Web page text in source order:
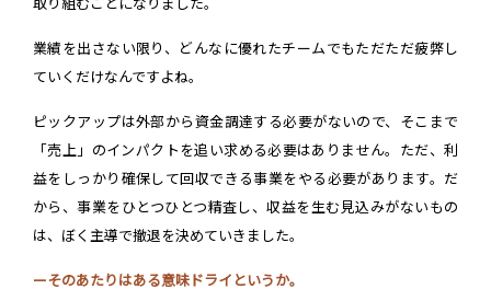
取り組むことになりました。
業績を出さない限り、どんなに優れたチームでもただただ疲弊し
ていくだけなんですよね。
ピックアップは外部から資金調達する必要がないので、そこまで
「売上」のインパクトを追い求める必要はありません。ただ、利
益をしっかり確保して回収できる事業をやる必要があります。だ
から、事業をひとつひとつ精査し、収益を生む見込みがないもの
は、ぼく主導で撤退を決めていきました。
ーそのあたりはある意味ドライというか。